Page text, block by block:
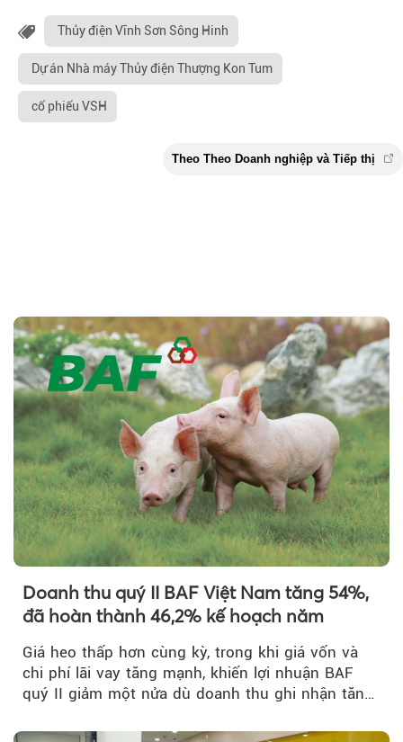
Thủy điện Vĩnh Sơn Sông Hinh
Dự án Nhà máy Thủy điện Thượng Kon Tum
cổ phiếu VSH
Theo Theo Doanh nghiệp và
Doanh thu quý II BAF Việt Nam tăng 54%,
đã hoàn thành 46,2% kế hoạch năm
Giá heo thấp hơn cùng kỳ, trong khi giá vốn và
chi phí lãi vay tăng mạnh, khiến lợi nhuận BAF
quý II giảm một nửa dù doanh thu ghi nhận tăng